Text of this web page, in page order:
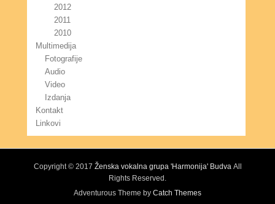
2012
2011
2010
Multimedija
Fotografije
Audio
Video
Izdanja
Kontakt
Linkovi
Copyright © 2017 Ženska vokalna grupa 'Harmonija' BudvaAll
Rights Reserved.
Adventurous Theme by Catch Themes